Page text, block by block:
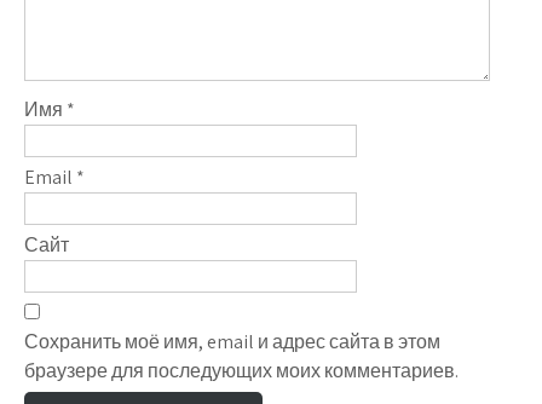
Имя *
Email *
Сайт
Сохранить моё имя, email и адрес сайта в этом
браузере для последующих моих комментариев.